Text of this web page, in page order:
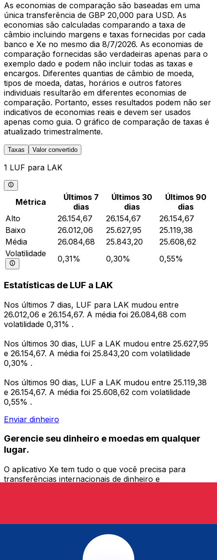
As economias de comparação são baseadas em uma
única transferência de GBP 20,000 para USD. As
economias são calculadas comparando a taxa de
câmbio incluindo margens e taxas fornecidas por cada
banco e Xe no mesmo dia 8/7/2026. As economias de
comparação fornecidas são verdadeiras apenas para o
exemplo dado e podem não incluir todas as taxas e
encargos. Diferentes quantias de câmbio de moeda,
tipos de moeda, datas, horários e outros fatores
individuais resultarão em diferentes economias de
comparação. Portanto, esses resultados podem não ser
indicativos de economias reais e devem ser usados
apenas como guia. O gráfico de comparação de taxas é
atualizado trimestralmente.
Taxas Valor convertido
1 LUF para LAK
Métrica
Últimos 7
dias
Últimos 30
dias
Últimos 90
dias
Alto
26.154,67 26.154,67
26.154,67
Baixo
26.012,06 25.627,95
25.119,38
Média
26.084,68 25.843,20
25.608,62
Volatilidade
0,31% 0,30% 0,55%
Estatísticas de LUF a LAK
Nos últimos 7 dias, LUF para LAK mudou entre
26.012,06 e 26.154,67. A média foi 26.084,68 com
volatilidade 0,31% .
Nos últimos 30 dias, LUF a LAK mudou entre 25.627,95
e 26.154,67. A média foi 25.843,20 com volatilidade
0,30% .
Nos últimos 90 dias, LUF a LAK mudou entre 25.119,38
e 26.154,67. A média foi 25.608,62 com volatilidade
0,55% .
Enviar dinheiro
Gerencie seu dinheiro e moedas em qualquer
lugar.
O aplicativo Xe tem tudo o que você precisa para
transferências internacionais de dinheiro e